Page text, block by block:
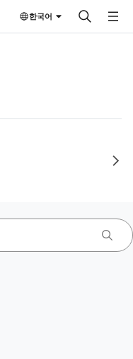
한국어